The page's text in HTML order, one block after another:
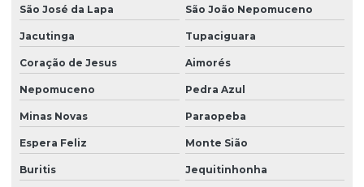
São José da Lapa São João Nepomuceno
Jacutinga Tupaciguara
Coração de Jesus Aimorés
Nepomuceno Pedra Azul
Minas Novas Paraopeba
Espera Feliz Monte Sião
Buritis Jequitinhonha